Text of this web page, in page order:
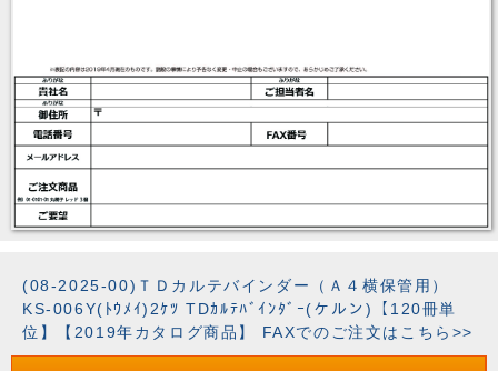
(08-2025-00)ＴＤカルテバインダー（Ａ４横保管用）
KS-006Y(ﾄｳﾒｲ)2ｹﾂ TDｶﾙﾃﾊﾞｲﾝﾀﾞｰ(ケルン)【120冊単
位】【2019年カタログ商品】 FAXでのご注文はこちら>>